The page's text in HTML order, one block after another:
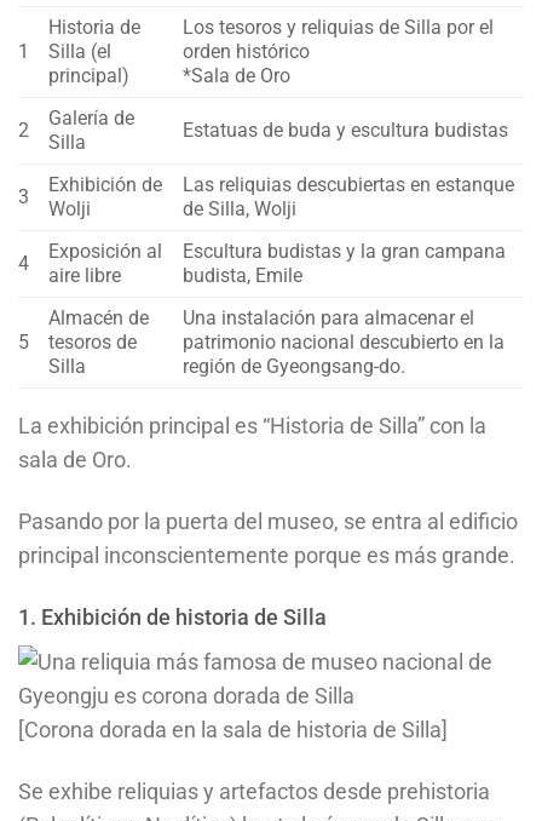
1
Historia de
Silla (el
principal)
Los tesoros y reliquias de Silla por el
orden histórico
*Sala de Oro
2
Galería de
Silla
Estatuas de buda y escultura budistas
3
Exhibición de
Wolji
Las reliquias descubiertas en estanque
de Silla, Wolji
4
Exposición al
aire libre
Escultura budistas y la gran campana
budista, Emile
5
Almacén de
tesoros de
Silla
Una instalación para almacenar el
patrimonio nacional descubierto en la
región de Gyeongsang-do.
La exhibición principal es “Historia de Silla” con la
sala de Oro.
Pasando por la puerta del museo, se entra al edificio
principal inconscientemente porque es más grande.
1. Exhibición de historia de Silla
[Corona dorada en la sala de historia de Silla]
Se exhibe reliquias y artefactos desde prehistoria